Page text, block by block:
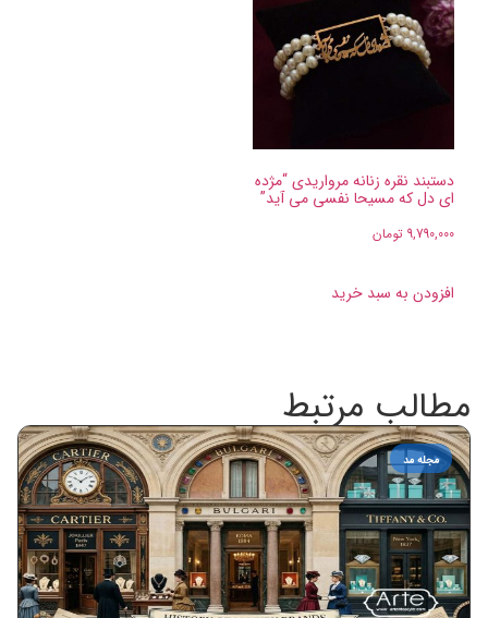
دستبند نقره زنانه مرواریدی “مژده
ای دل که مسیحا نفسی می آید”
9,790,000 تومان
افزودن به سبد خرید
مطالب مرتبط
مجله مد